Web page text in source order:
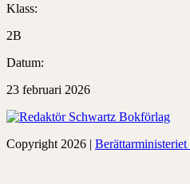
Klass:
2B
Datum:
23 februari 2026
Copyright 2026 | Berättarministeriet